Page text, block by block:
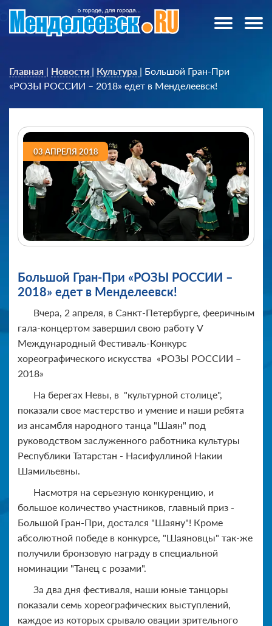
Главная | Новости | Культура | Большой Гран-При
«РОЗЫ РОССИИ – 2018» едет в Менделеевск!
03 АПРЕЛЯ 2018
Большой Гран-При «РОЗЫ РОССИИ –
2018» едет в Менделеевск!
Вчера, 2 апреля, в Санкт-Петербурге, фееричным
гала-концертом завершил свою работу V
Международный Фестиваль-Конкурс
хореографического искусства «РОЗЫ РОССИИ –
2018»
На берегах Невы, в "культурной столице",
показали свое мастерство и умение и наши ребята
из ансамбля народного танца "Шаян" под
руководством заслуженного работника культуры
Республики Татарстан - Насифуллиной Накии
Шамильевны.
Насмотря на серьезную конкуренцию, и
большое количество участников, главный приз -
Большой Гран-При, достался "Шаяну"! Кроме
абсолютной победе в конкурсе, "Шаяновцы" так-же
получили бронзовую награду в специальной
номинации "Танец с розами".
За два дня фестиваля, наши юные танцоры
показали семь хореографических выступлений,
каждое из которых срывало овации зрительного